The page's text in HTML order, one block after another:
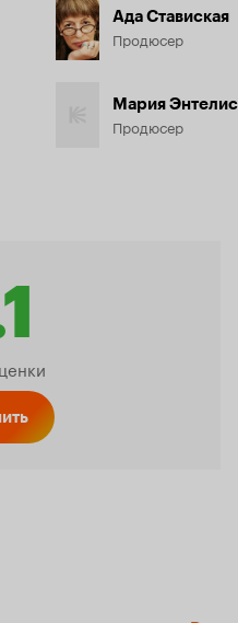
Ада Ставиская
Продюсер
Мария Энтелис
Продюсер